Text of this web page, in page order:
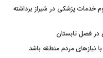
خدمات پزشکی در شیراز برداشته
فصل تابستان
مردم منطقه باشد